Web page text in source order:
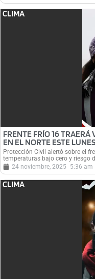
CLIMA
FRENTE FRÍO 16 TRAERÁ
EN EL NORTE ESTE LUNES
Protección Civil alertó sobre el
temperaturas bajo cero y riesgo
24 noviembre, 2025
5:36 am
CLIMA